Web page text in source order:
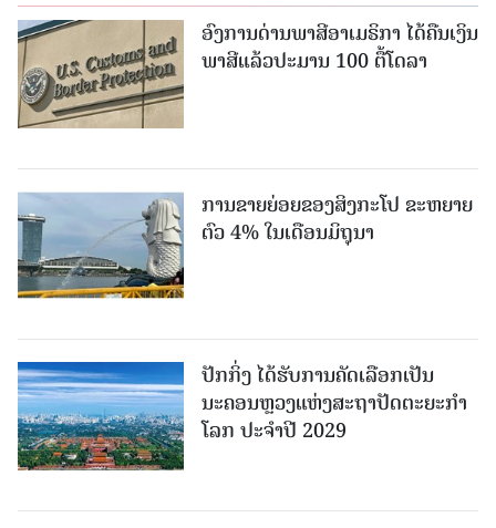
ອົງການດ່ານພາສີອາເມຣິກາ ໄດ້ຄືນເງິນ
ພາສີແລ້ວປະມານ 100 ຕື້ໂດລາ
ການຂາຍຍ່ອຍຂອງສິງກະໂປ ຂະຫຍາຍ
ຕົວ 4% ໃນເດືອນມິຖຸນາ
ປັກກິ່ງ ໄດ້ຮັບການຄັດເລືອກເປັນ
ນະຄອນຫຼວງແຫ່ງສະຖາປັດຕະຍະກຳ
ໂລກ ປະຈຳປີ 2029